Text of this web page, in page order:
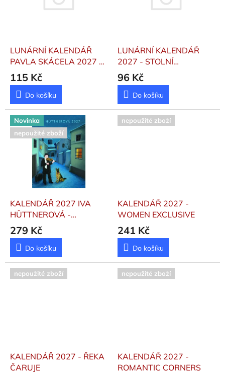
LUNÁRNÍ KALENDÁŘ
PAVLA SKÁCELA 2027 -
STOLNÍ KALENDÁŘ
115 Kč
Do košíku
LUNÁRNÍ KALENDÁŘ
2027 - STOLNÍ
KALENDÁŘ
96 Kč
Do košíku
Novinka
nepoužité zboží
KALENDÁŘ 2027 IVA
HÜTTNEROVÁ -
NÁSTĚNNÝ
Hüttnerová
279 Kč
Do košíku
nepoužité zboží
KALENDÁŘ 2027 -
WOMEN EXCLUSIVE
241 Kč
Do košíku
nepoužité zboží
KALENDÁŘ 2027 - ŘEKA
ČARUJE
nepoužité zboží
KALENDÁŘ 2027 -
ROMANTIC CORNERS